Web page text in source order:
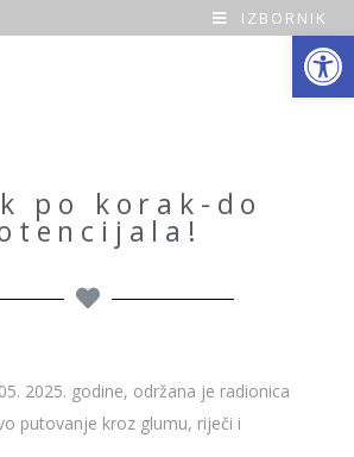
Open toolbar
IZBORNIK
po korak-do
2025. godine, održana je radionica
putovanje kroz glumu, riječi i